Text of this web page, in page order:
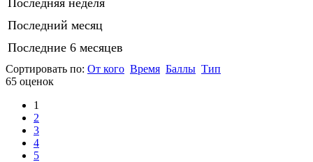
Последняя неделя
Последний месяц
Последние 6 месяцев
Сортировать по: От кого Время Баллы Тип
65 оценок
1
2
3
4
5